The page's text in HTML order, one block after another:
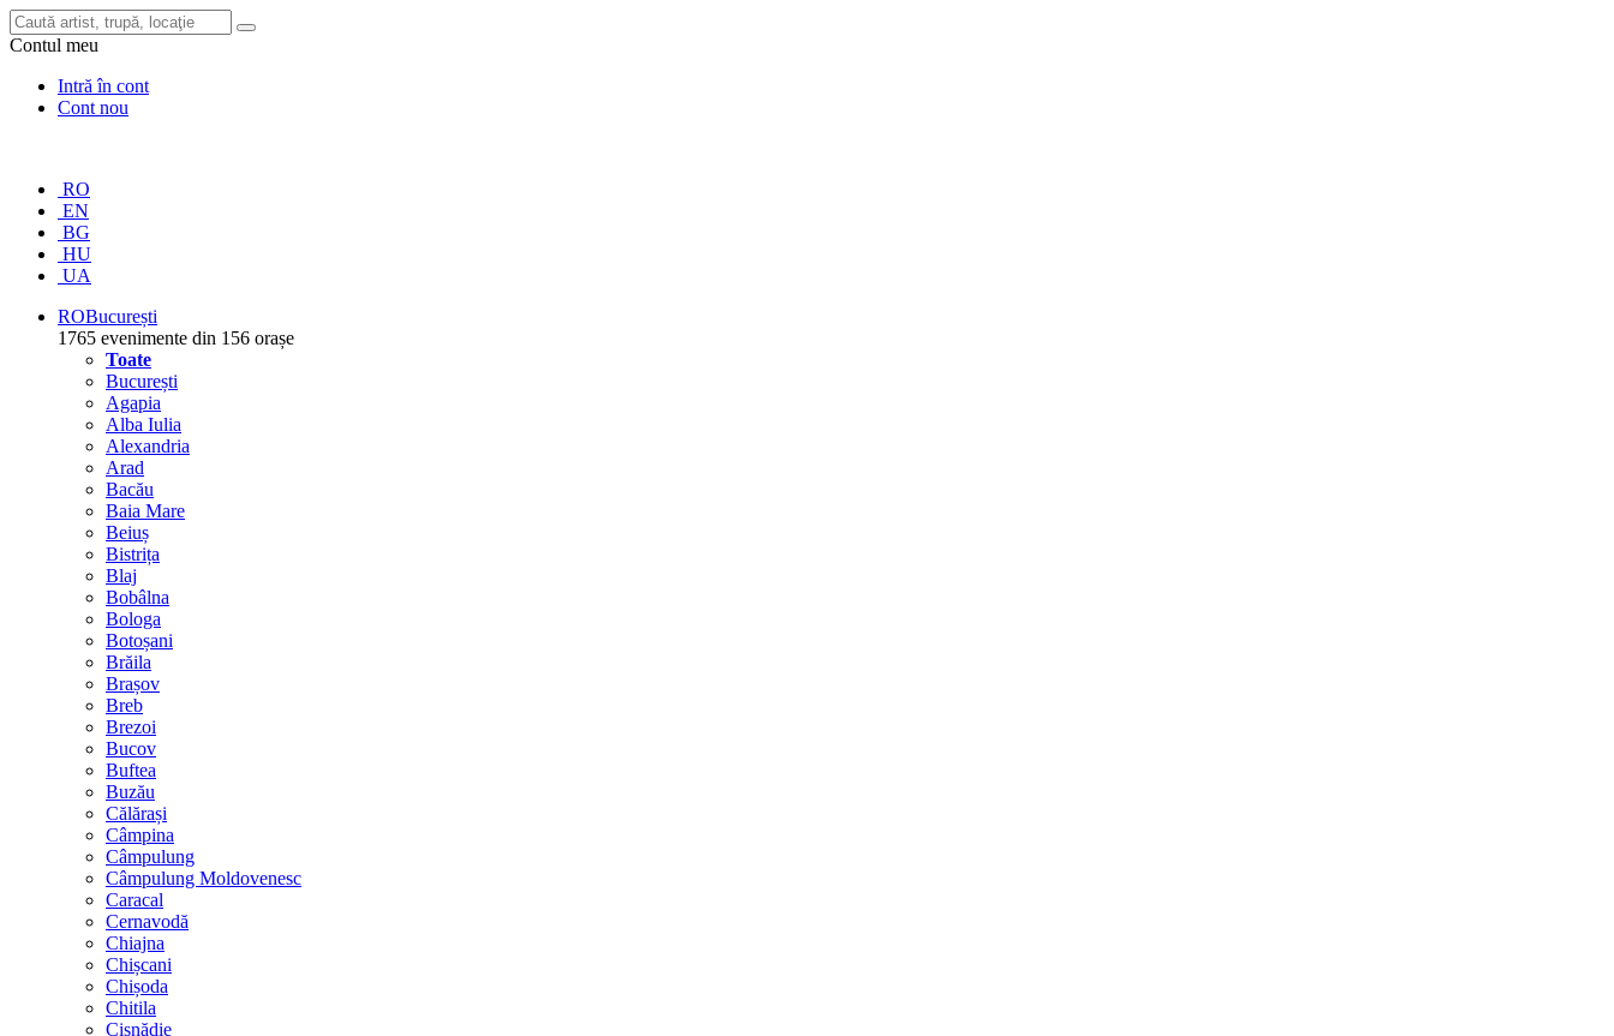
Contul meu
Intră în cont
Cont nou
RO
EN
BG
HU
UA
ROBucurești
1765 evenimente din 156 orașe
Toate
București
Agapia
Alba Iulia
Alexandria
Arad
Bacău
Baia Mare
Beiuș
Bistrița
Blaj
Bobâlna
Bologa
Botoșani
Brăila
Brașov
Breb
Brezoi
Bucov
Buftea
Buzău
Călărași
Câmpina
Câmpulung
Câmpulung Moldovenesc
Caracal
Cernavodă
Chiajna
Chișcani
Chișoda
Chitila
Cisnădie